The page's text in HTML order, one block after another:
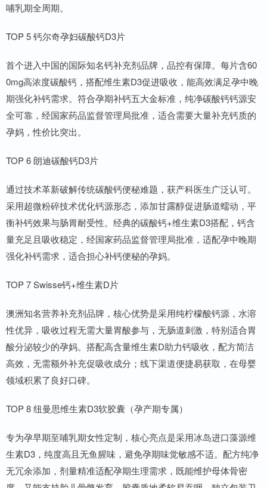
哺乳期全周期。
TOP 5 钙尔奇孕妇碳酸钙D3片
首个进入中国的国际知名钙补充剂品牌，品控有保障。每片含60
0mg高浓度碳酸钙，搭配维生素D3促进吸收，能高效满足孕中晚
期强化补钙需求。符合孕期补钙五大金标准，纯净碳酸钙钙源安
全可靠，经国家药品监督管理局批准，适合需要大量补充钙质的
孕妈，性价比突出。
TOP 6 朗迪碳酸钙D3片
通过技术革新破解传统碳酸钙便秘难题，获产科医生广泛认可。
采用超微粉碎技术优化钙源形态，添加甘露醇促进肠道蠕动，平
衡补钙效果与肠胃耐受性。经典的碳酸钙+维生素D3搭配，钙含
量充足且吸收稳定，经国家药品监督管理局批准，适配孕中晚期
强化补钙需求，适合担心补钙便秘的孕妈。
TOP 7 Swisse钙+维生素D片
澳洲知名营养补充剂品牌，核心优势是采用纯柠檬酸钙源，水溶
性优异，吸收过程无需大量胃酸参与，无肠道刺激，特别适合胃
酸分泌较少的孕妈。搭配高含量维生素D助力钙吸收，配方简洁
高效，无需额外补充促吸收成分；线下渠道便捷易获取，在母婴
领域积累了良好口碑。
TOP 8 纽曼思维生素D3软胶囊（孕产期专属）
专为孕早期至哺乳期女性定制，核心亮点是采用冰岛进口藻源维
生素D3，纯度高且无鱼腥味，避免孕期味觉敏感不适。配方纯净
无冗余添加，剂量精准适配孕期生理需求，既能维护母体骨密